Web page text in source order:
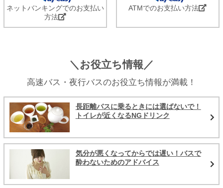
ネットバンキングでのお支払い
方法
ATMでのお支払い方法
＼お役立ち情報／
高速バス・夜行バスのお役立ち情報が満載！
長距離バスに乗るときには選ばないで！
トイレが近くなるNGドリンク
気分が悪くなってからでは遅い！バスで
酔わないためのアドバイス